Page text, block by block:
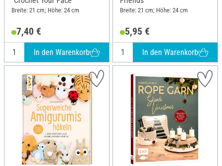
Breite: 21 cm; Höhe: 24 cm
7,40 €
In den Warenkorb
Breite: 21 cm; Höhe: 24 cm
5,95 €
In den Warenkorb